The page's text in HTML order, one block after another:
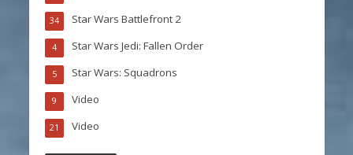
Star Wars Battlefront 2
34
Star Wars Jedi: Fallen Order
4
Star Wars: Squadrons
5
Video
9
Video
21